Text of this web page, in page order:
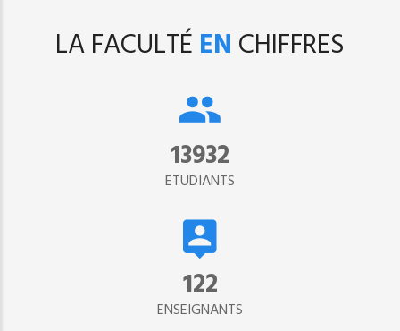
LA FACULTÉ EN CHIFFRES
15302
ETUDIANTS
134
ENSEIGNANTS